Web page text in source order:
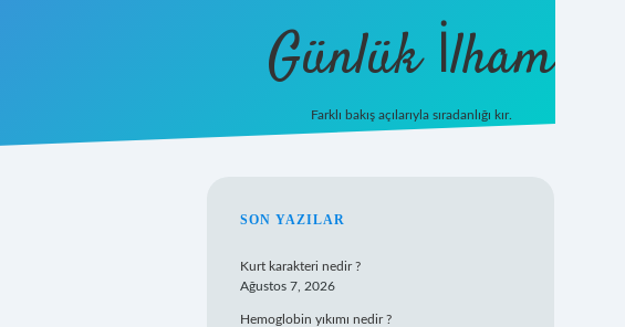
Günlük İlham
Farklı bakış açılarıyla sıradanlığı kır.
SIDEBAR
SON YAZILAR
Kurt karakteri nedir ?
Ağustos 7, 2026
Hemoglobin yıkımı nedir ?